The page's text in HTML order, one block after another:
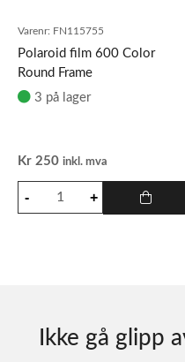
Varenr: FN115755
Polaroid film 600 Color
Round Frame
3 på lager
Kr 250 inkl. mva
Ikke gå glipp